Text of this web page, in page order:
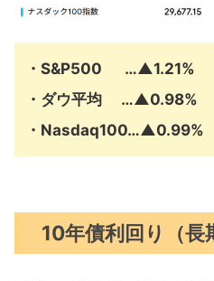
・S&P500 …▲1.21%
・ダウ平均 …▲0.98%
・Nasdaq100…▲0.99%
10年債利回り（長